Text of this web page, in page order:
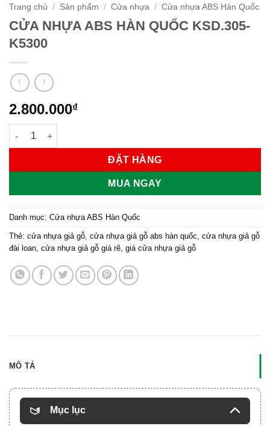
Trang chủ / Sản phẩm / Cửa nhựa / Cửa nhựa ABS Hàn Quốc
CỬA NHỰA ABS HÀN QUỐC KSD.305-
K5300
2.800.000₫
CỬA NHỰA ABS HÀN QUỐC KSD.305-K5300 số lượng
ĐẶT HÀNG
MUA NGAY
Danh mục: Cửa nhựa ABS Hàn Quốc
Thẻ: cửa nhựa giả gỗ, cửa nhựa giả gỗ abs hàn quốc, cửa nhựa giả gỗ
đài loan, cửa nhựa giả gỗ giá rẽ, giá cửa nhựa giả gỗ
MÔ TẢ
Mục lục